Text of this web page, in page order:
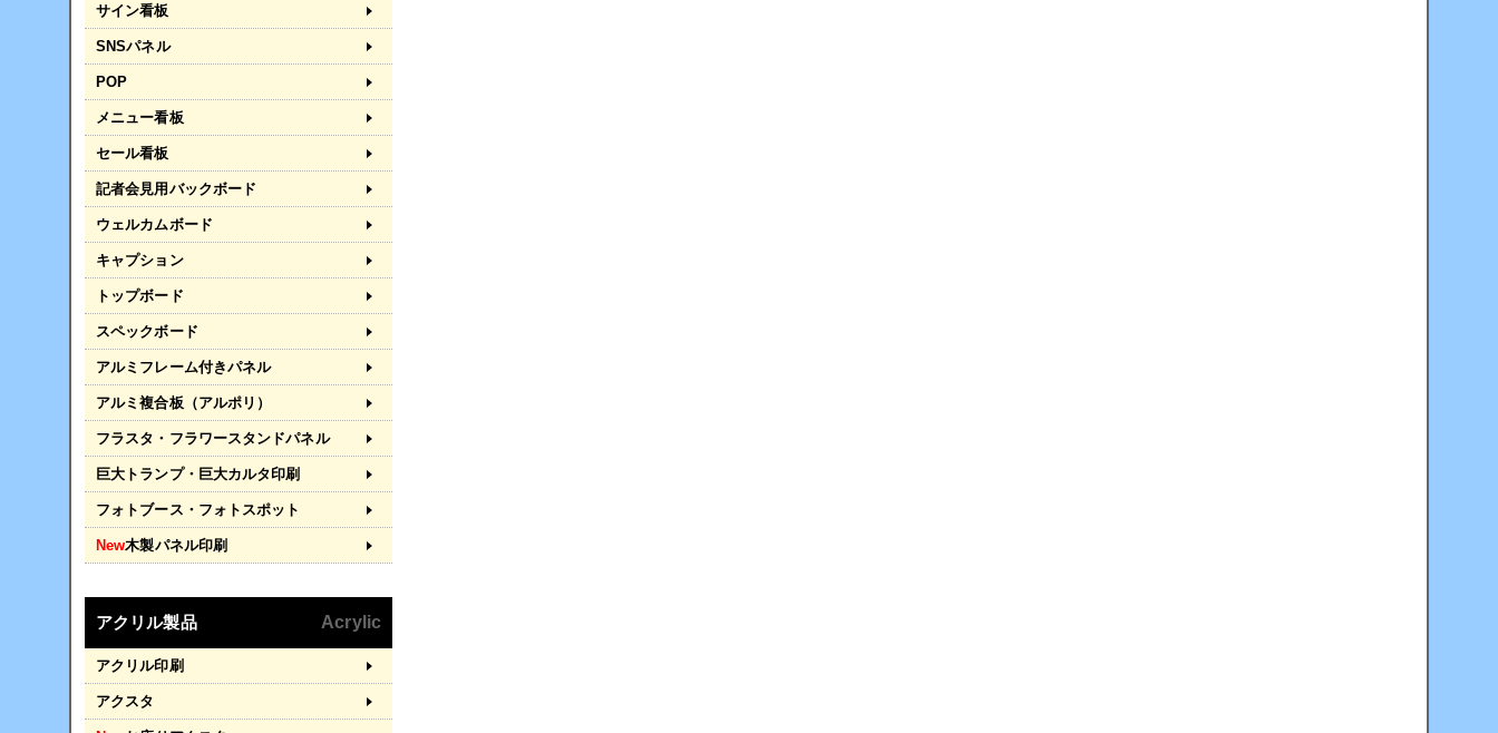
サイン看板
SNSパネル
POP
メニュー看板
セール看板
記者会見用バックボード
ウェルカムボード
キャプション
トップボード
スペックボード
アルミフレーム付きパネル
アルミ複合板（アルポリ）
フラスタ・フラワースタンドパネル
巨大トランプ・巨大カルタ印刷
フォトブース・フォトスポット
New木製パネル印刷
アクリル製品 Acrylic
アクリル印刷
アクスタ